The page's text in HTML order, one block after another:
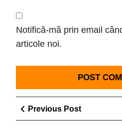
Notifică-mă prin email
articole noi.
Navigare
în
Previous PostPrevious
Post